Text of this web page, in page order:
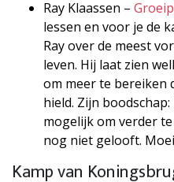
Ray Klaassen –
lessen en voor je de
Ray over de meest
leven. Hij laat zien
om meer te bereiken
hield. Zijn
mogelijk om verder
nog niet gelooft.
Kamp van